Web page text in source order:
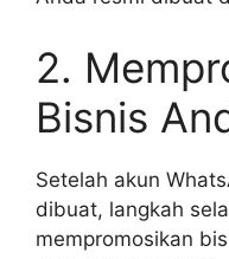
2.
Bisnis
Setelah akun
dibuat, langkah
mempromosikan